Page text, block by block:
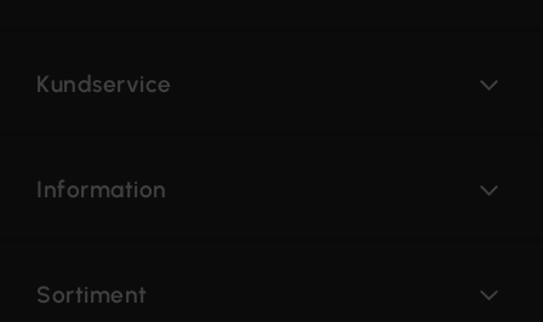
Kundservice
Information
Sortiment